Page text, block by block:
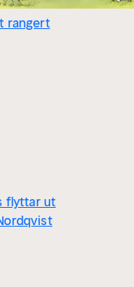
rangert
flyttar ut